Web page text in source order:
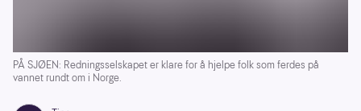
PÅ SJØEN: Redningsselskapet er klare for å hjelpe folk som ferdes på
vannet rundt om i Norge.